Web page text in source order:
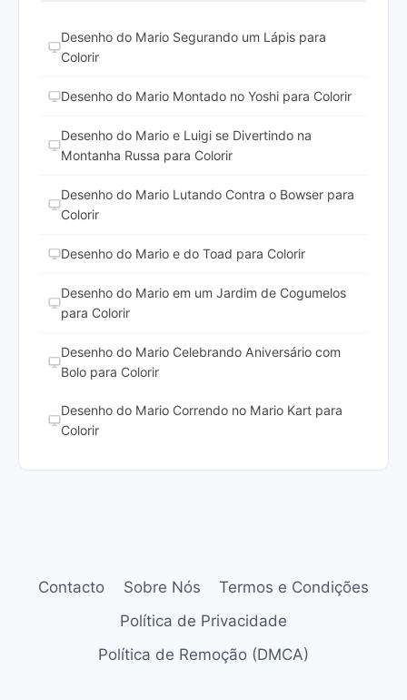
Desenho do Mario Segurando um Lápis para
Colorir
Desenho do Mario Montado no Yoshi para Colorir
Desenho do Mario e Luigi se Divertindo na
Montanha Russa para Colorir
Desenho do Mario Lutando Contra o Bowser para
Colorir
Desenho do Mario e do Toad para Colorir
Desenho do Mario em um Jardim de Cogumelos
para Colorir
Desenho do Mario Celebrando Aniversário com
Bolo para Colorir
Desenho do Mario Correndo no Mario Kart para
Colorir
Contacto Sobre Nós
Termos e Condições
Política de Privacidade
Política de Remoção (DMCA)